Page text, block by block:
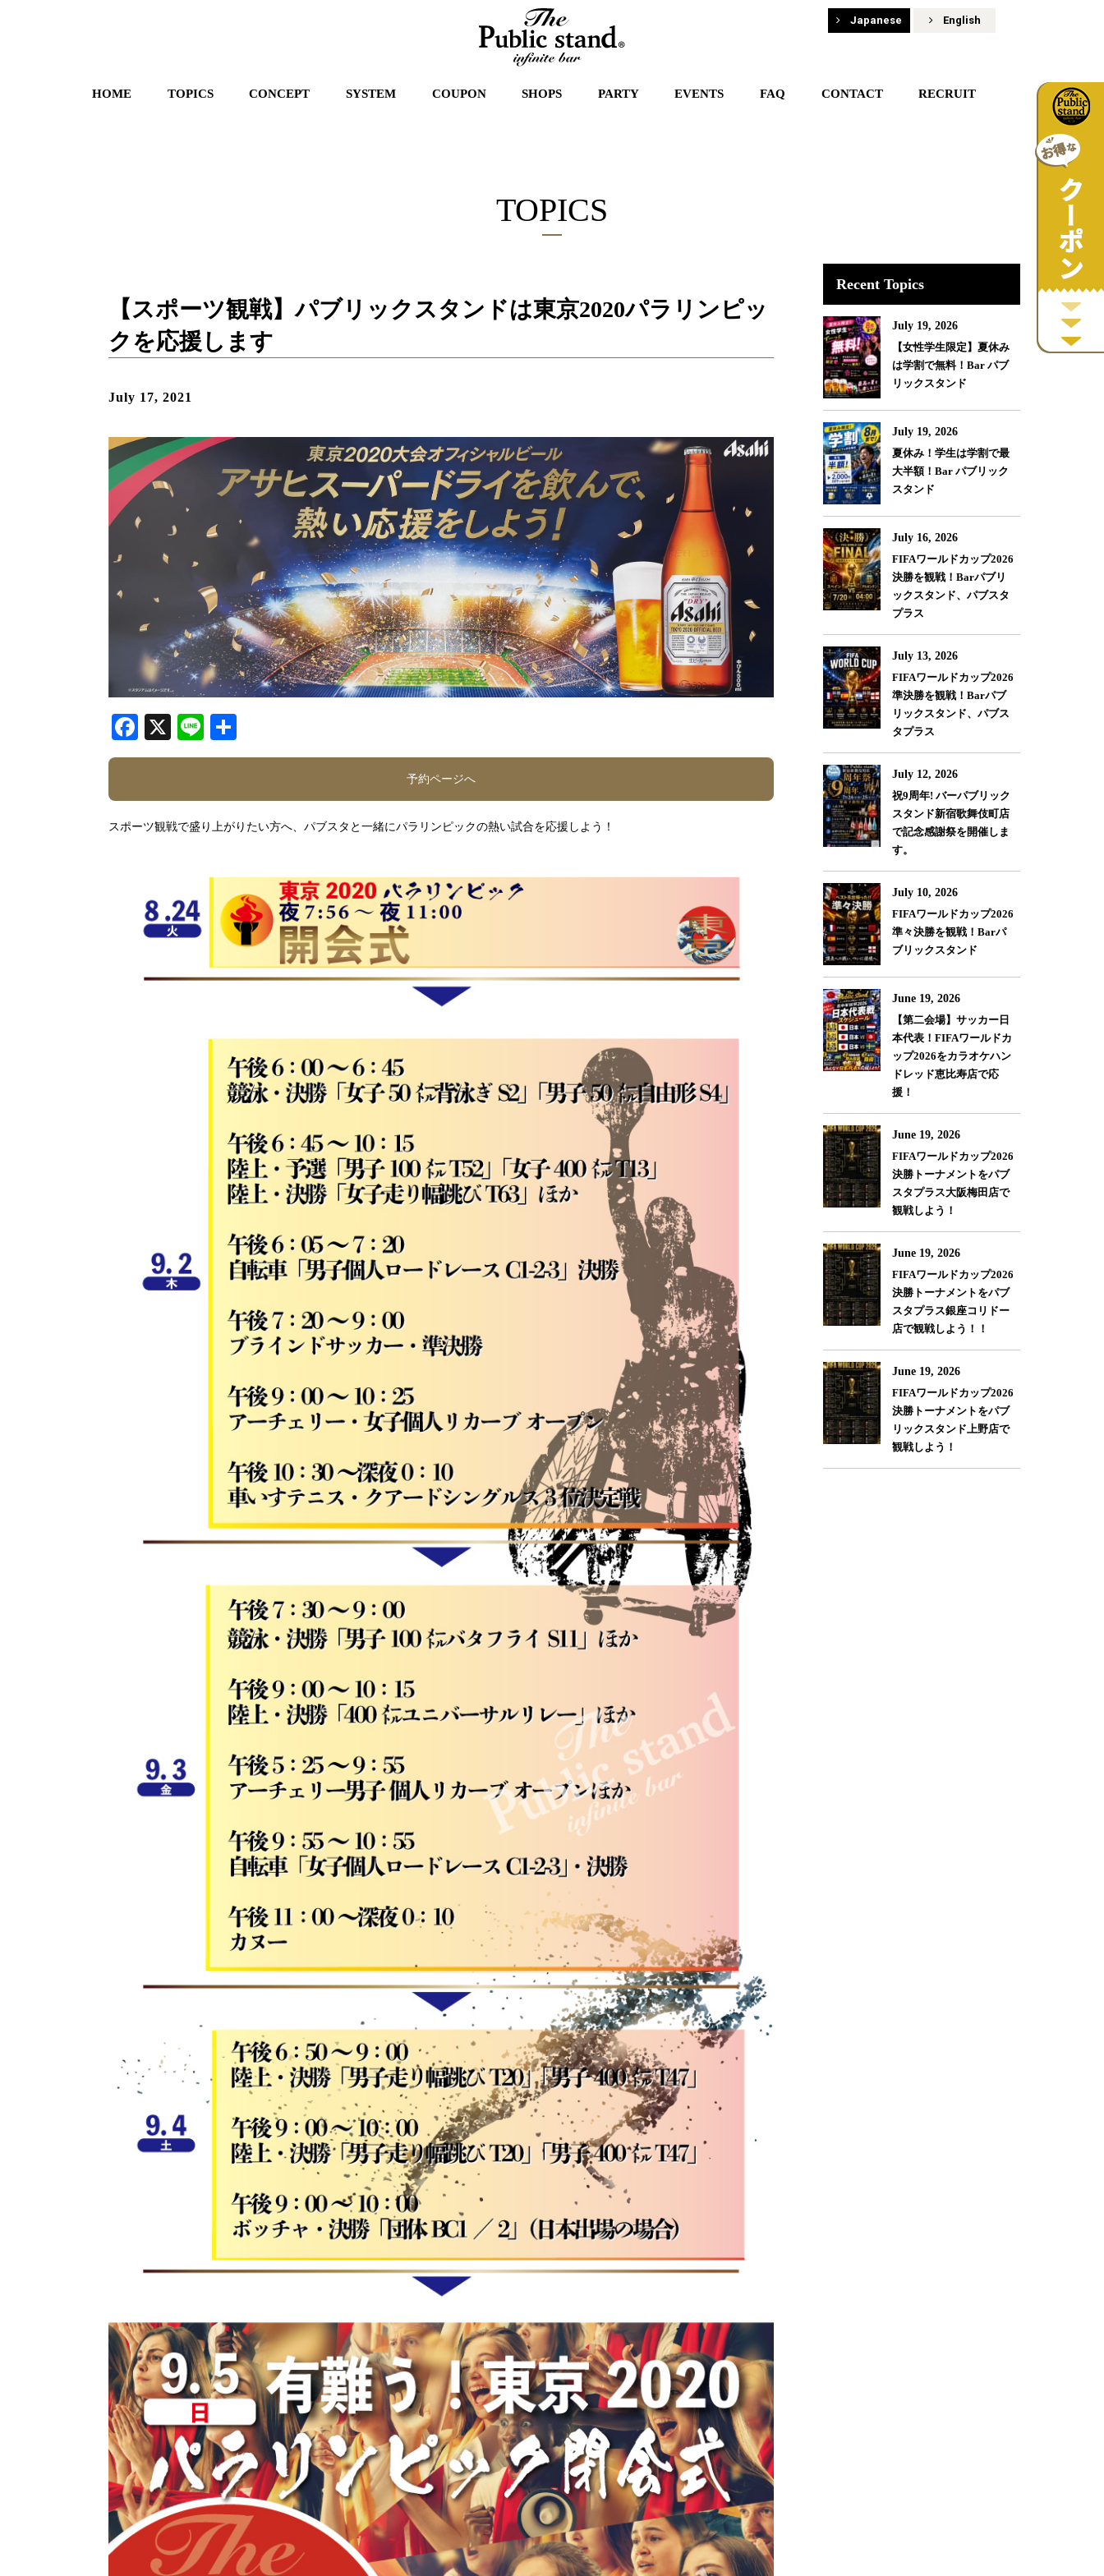
Japanese English
HOME TOPICS CONCEPT SYSTEM COUPON SHOPS PARTY EVENTS FAQ CONTACT RECRUIT
TOPICS
【スポーツ観戦】パブリックスタンドは東京2020パラリンピッ
クを応援します
July 17, 2021
Facebook
X Line
有
予約ページへ
スポーツ観戦で盛り上がりたい方へ、パブスタと一緒にパラリンピックの熱い試合を応援しよう！
Recent Topics
July 19, 2026
【女性学生限定】夏休み
は学割で無料！Bar パブ
リックスタンド
July 19, 2026
夏休み！学生は学割で最
大半額！Bar パブリック
スタンド
July 16, 2026
FIFAワールドカップ2026
決勝を観戦！Barパブリ
ックスタンド、パブスタ
プラス
July 13, 2026
FIFAワールドカップ2026
準決勝を観戦！Barパブ
リックスタンド、パブス
タプラス
July 12, 2026
祝9周年! バーパブリック
スタンド新宿歌舞伎町店
で記念感謝祭を開催しま
す。
July 10, 2026
FIFAワールドカップ2026
準々決勝を観戦！Barパ
ブリックスタンド
June 19, 2026
【第二会場】サッカー日
本代表！FIFAワールドカ
ップ2026をカラオケハン
ドレッド恵比寿店で応
援！
June 19, 2026
FIFAワールドカップ2026
決勝トーナメントをパブ
スタプラス大阪梅田店で
観戦しよう！
June 19, 2026
FIFAワールドカップ2026
決勝トーナメントをパブ
スタプラス銀座コリドー
店で観戦しよう！！
June 19, 2026
FIFAワールドカップ2026
決勝トーナメントをパブ
リックスタンド上野店で
観戦しよう！